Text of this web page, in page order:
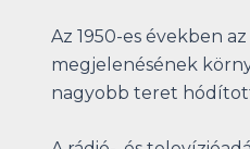
Az 1950-es években
megjelenésének
nagyobb teret